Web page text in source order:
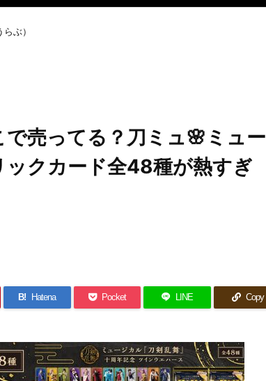
ぶ）
売ってる？刀ミュ🌸ミュー
ックカード全48種が熱すぎ
B! Hatena Pocket LINE Copy